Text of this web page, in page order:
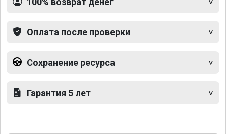
Оплата после проверки
Сохранение ресурса
Гарантия 5 лет